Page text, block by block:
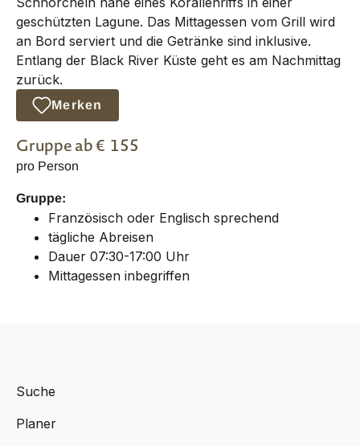
geschützten Lagune. Das Mittagessen vom Grill wird
an Bord serviert und die Getränke sind inklusive.
Entlang der Black River Küste geht es am Nachmittag
zurück.
Merken
Gruppeab € 155
pro Person
Gruppe:
Französisch oder Englisch sprechend
tägliche Abreisen
Dauer 07:30-17:00 Uhr
Mittagessen inbegriffen
Suche
Planer